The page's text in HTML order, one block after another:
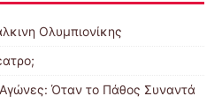
Ολυμπιονίκης
Αγώνες: Όταν το Πάθος Συναντά